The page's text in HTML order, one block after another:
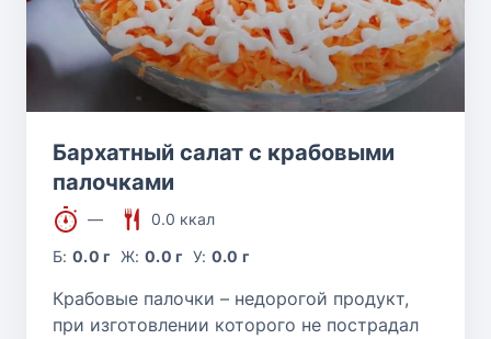
Бархатный салат с крабовыми
палочками
—
0.0 ккал
Б:0.0 г Ж: 0.0 г У: 0.0 г
Крабовые палочки – недорогой продукт,
при изготовлении которого не пострадал